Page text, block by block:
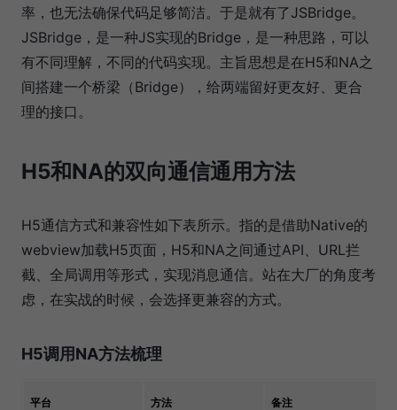
率，也无法确保代码足够简洁。于是就有了JSBridge。
JSBridge，是一种JS实现的Bridge，是一种思路，可以
有不同理解，不同的代码实现。主旨思想是在H5和NA之
间搭建一个桥梁（Bridge），给两端留好更友好、更合
理的接口。
H5和NA的双向通信通用方法
H5通信方式和兼容性如下表所示。指的是借助Native的
webview加载H5页面，H5和NA之间通过API、URL拦
截、全局调用等形式，实现消息通信。站在大厂的角度考
虑，在实战的时候，会选择更兼容的方式。
H5调用NA方法梳理
平台 方法 备注